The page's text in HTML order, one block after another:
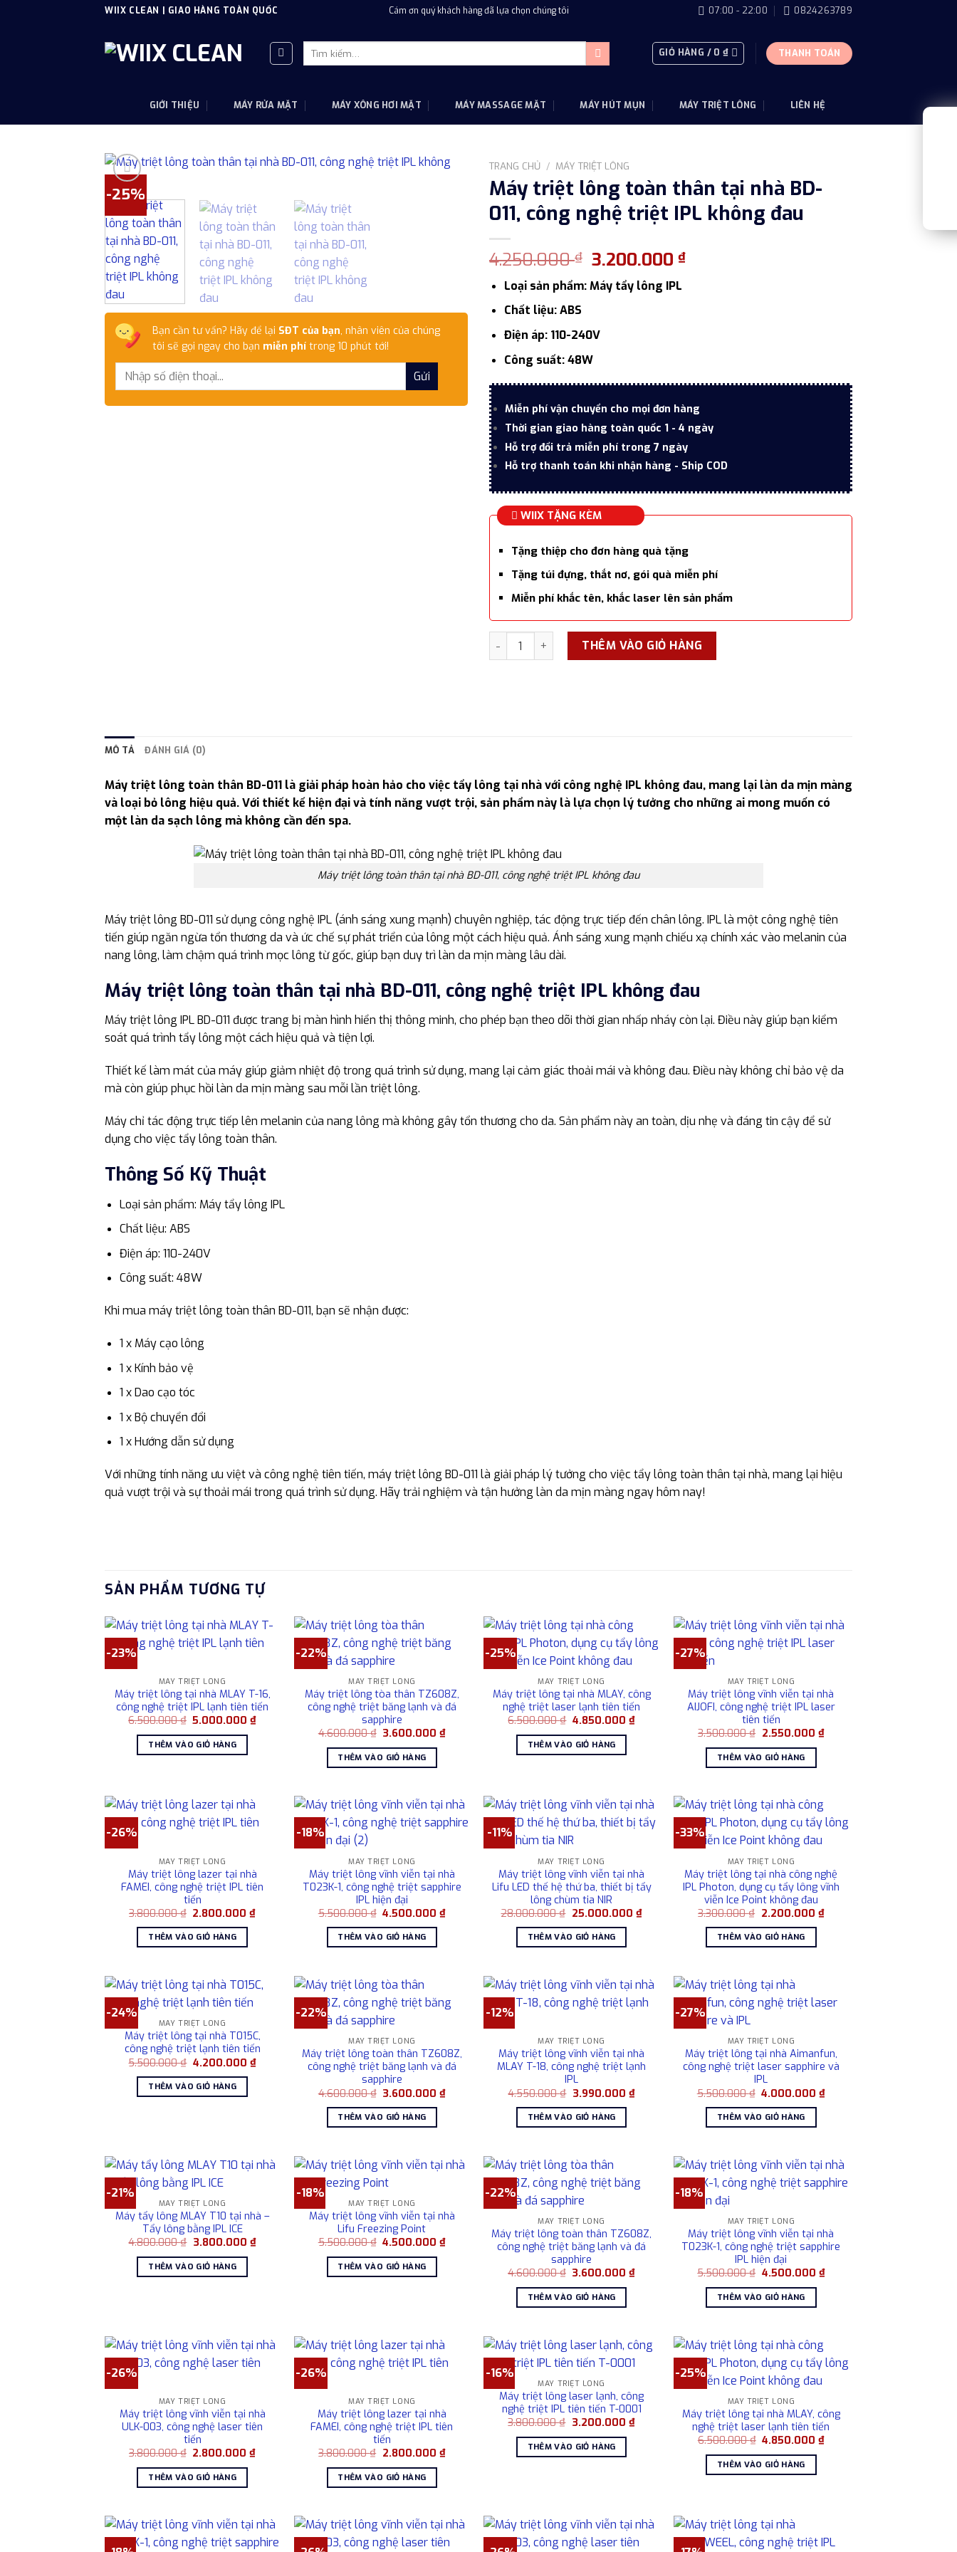
WIIX CLEAN | GIAO HÀNG TOÀN QUỐC Cám ơn quý khách hàng đã lựa chọn chúng tôi 07:00 - 22:00 0824263789
Tìm
kiếm:
GIỎ HÀNG / 0₫ THANH TOÁN
GIỚI THIỆU MÁY RỬA MẶT MÁY XÔNG HƠI MẶT MÁY MASSAGE MẶT MÁY HÚT MỤN MÁY TRIỆT LÔNG LIÊN HỆ
-25%
Bạn cần tư vấn? Hãy để lại SĐT của bạn, nhân viên của chúng
tôi sẽ gọi ngay cho bạn miễn phí trong 10 phút tới!
TRANG CHỦ / MÁY TRIỆT LÔNG
Máy triệt lông toàn thân tại nhà BD-
011, công nghệ triệt IPL không đau
4.250.000₫ Giá
gốc
là:
3.200.000₫Giá
Loại sản phẩm: Máy tẩy lông IPL
Chất liệu: ABS
Điện áp: 110-240V
Công suất: 48W
Miễn phí vận chuyển cho mọi đơn hàng
Thời gian giao hàng toàn quốc 1 - 4 ngày
Hỗ trợ đổi trả miễn phí trong 7 ngày
Hỗ trợ thanh toán khi nhận hàng - Ship COD
WIIX TẶNG KÈM
Tặng thiệp cho đơn hàng quà tặng
Tặng túi đựng, thắt nơ, gói quà miễn phí
Miễn phí khắc tên, khắc laser lên sản phẩm
Máy triệt lông toàn thân tại nhà BD-011, công nghệ triệt IPL không đau số lượng
THÊM VÀO GIỎ HÀNG
MÔ TẢ ĐÁNH GIÁ (0)
Máy triệt lông toàn thân BD-011 là giải pháp hoàn hảo cho việc tẩy lông tại nhà với công nghệ IPL không đau, mang lại làn da mịn màng
và loại bỏ lông hiệu quả. Với thiết kế hiện đại và tính năng vượt trội, sản phẩm này là lựa chọn lý tưởng cho những ai mong muốn có
một làn da sạch lông mà không cần đến spa.
Máy triệt lông toàn thân tại nhà BD-011, công nghệ triệt IPL không đau
Máy triệt lông BD-011 sử dụng công nghệ IPL (ánh sáng xung mạnh) chuyên nghiệp, tác động trực tiếp đến chân lông. IPL là một công nghệ tiên
tiến giúp ngăn ngừa tổn thương da và ức chế sự phát triển của lông một cách hiệu quả. Ánh sáng xung mạnh chiếu xạ chính xác vào melanin của
nang lông, làm chậm quá trình mọc lông từ gốc, giúp bạn duy trì làn da mịn màng lâu dài.
Máy triệt lông toàn thân tại nhà BD-011, công nghệ triệt IPL không đau
Máy triệt lông IPL BD-011 được trang bị màn hình hiển thị thông minh, cho phép bạn theo dõi thời gian nhấp nháy còn lại. Điều này giúp bạn kiểm
soát quá trình tẩy lông một cách hiệu quả và tiện lợi.
Thiết kế làm mát của máy giúp giảm nhiệt độ trong quá trình sử dụng, mang lại cảm giác thoải mái và không đau. Điều này không chỉ bảo vệ da
mà còn giúp phục hồi làn da mịn màng sau mỗi lần triệt lông.
Máy chỉ tác động trực tiếp lên melanin của nang lông mà không gây tổn thương cho da. Sản phẩm này an toàn, dịu nhẹ và đáng tin cậy để sử
dụng cho việc tẩy lông toàn thân.
Thông Số Kỹ Thuật
Loại sản phẩm: Máy tẩy lông IPL
Chất liệu: ABS
Điện áp: 110-240V
Công suất: 48W
Khi mua máy triệt lông toàn thân BD-011, bạn sẽ nhận được:
1 x Máy cạo lông
1 x Kính bảo vệ
1 x Dao cạo tóc
1 x Bộ chuyển đổi
1 x Hướng dẫn sử dụng
Với những tính năng ưu việt và công nghệ tiên tiến, máy triệt lông BD-011 là giải pháp lý tưởng cho việc tẩy lông toàn thân tại nhà, mang lại hiệu
quả vượt trội và sự thoải mái trong quá trình sử dụng. Hãy trải nghiệm và tận hưởng làn da mịn màng ngay hôm nay!
SẢN PHẨM TƯƠNG TỰ
-23%
MÁY TRIỆT LÔNG
Máy triệt lông tại nhà MLAY T-16,
công nghệ triệt IPL lạnh tiên tiến
6.500.000₫ Giá
là:
6.500.000 ₫.
5.000.000₫Giá
THÊM VÀO GIỎ HÀNG
-22%
MÁY TRIỆT LÔNG
Máy triệt lông tòa thân TZ608Z,
công nghệ triệt băng lạnh và đá
sapphire
4.600.000₫ Giá
là:
4.600.000 ₫.
3.600.000₫Giá
THÊM VÀO GIỎ HÀNG
-25%
MÁY TRIỆT LÔNG
Máy triệt lông tại nhà MLAY, công
nghệ triệt laser lạnh tiên tiến
6.500.000₫ Giá
là:
6.500.000 ₫.
4.850.000 ₫Giá
THÊM VÀO GIỎ HÀNG
-27%
MÁY TRIỆT LÔNG
Máy triệt lông vĩnh viễn tại nhà
AIJOFI, công nghệ triệt IPL laser
tiên tiến
3.500.000₫ Giá
là:
3.500.000 ₫.
2.550.000 ₫Giá
THÊM VÀO GIỎ HÀNG
-26%
MÁY TRIỆT LÔNG
Máy triệt lông lazer tại nhà
FAMEI, công nghệ triệt IPL tiên
tiến
3.800.000₫ Giá
là:
3.800.000 ₫.
2.800.000₫Giá
THÊM VÀO GIỎ HÀNG
-18%
MÁY TRIỆT LÔNG
Máy triệt lông vĩnh viễn tại nhà
T023K-1, công nghệ triệt sapphire
IPL hiện đại
5.500.000₫ Giá
là:
5.500.000 ₫.
4.500.000₫Giá
THÊM VÀO GIỎ HÀNG
-11%
MÁY TRIỆT LÔNG
Máy triệt lông vĩnh viễn tại nhà
Lifu LED thế hệ thứ ba, thiết bị tẩy
lông chùm tia NIR
28.000.000₫ Giá
là:
28.000.000 ₫.
25.000.000 ₫Giá
THÊM VÀO GIỎ HÀNG
-33%
MÁY TRIỆT LÔNG
Máy triệt lông tại nhà công nghệ
IPL Photon, dụng cụ tẩy lông vĩnh
viễn Ice Point không đau
3.300.000₫ Giá
là:
3.300.000 ₫.
2.200.000 ₫Giá
THÊM VÀO GIỎ HÀNG
-24%
MÁY TRIỆT LÔNG
Máy triệt lông tại nhà T015C,
công nghệ triệt lạnh tiên tiến
5.500.000₫ Giá
là:
5.500.000 ₫.
4.200.000 ₫Giá
THÊM VÀO GIỎ HÀNG
-22%
MÁY TRIỆT LÔNG
Máy triệt lông toàn thân TZ608Z,
công nghệ triệt băng lạnh và đá
sapphire
4.600.000₫ Giá
là:
4.600.000 ₫.
3.600.000₫Giá
THÊM VÀO GIỎ HÀNG
-12%
MÁY TRIỆT LÔNG
Máy triệt lông vĩnh viễn tại nhà
MLAY T-18, công nghệ triệt lạnh
IPL
4.550.000₫ Giá
là:
4.550.000 ₫.
3.990.000 ₫Giá
THÊM VÀO GIỎ HÀNG
-27%
MÁY TRIỆT LÔNG
Máy triệt lông tại nhà Aimanfun,
công nghệ triệt laser sapphire và
IPL
5.500.000₫ Giá
là:
5.500.000 ₫.
4.000.000₫Giá
THÊM VÀO GIỎ HÀNG
-21%
MÁY TRIỆT LÔNG
Máy tẩy lông MLAY T10 tại nhà –
Tẩy lông bằng IPL ICE
4.800.000₫ Giá
là:
4.800.000 ₫.
3.800.000 ₫Giá
THÊM VÀO GIỎ HÀNG
-18%
MÁY TRIỆT LÔNG
Máy triệt lông vĩnh viễn tại nhà
Lifu Freezing Point
5.500.000₫ Giá
là:
5.500.000 ₫.
4.500.000₫Giá
THÊM VÀO GIỎ HÀNG
-22%
MÁY TRIỆT LÔNG
Máy triệt lông toàn thân TZ608Z,
công nghệ triệt băng lạnh và đá
sapphire
4.600.000₫ Giá
là:
4.600.000 ₫.
3.600.000₫Giá
THÊM VÀO GIỎ HÀNG
-18%
MÁY TRIỆT LÔNG
Máy triệt lông vĩnh viễn tại nhà
T023K-1, công nghệ triệt sapphire
IPL hiện đại
5.500.000₫ Giá
là:
5.500.000 ₫.
4.500.000 ₫Giá
THÊM VÀO GIỎ HÀNG
-26%
MÁY TRIỆT LÔNG
Máy triệt lông vĩnh viễn tại nhà
ULK-003, công nghệ laser tiên
tiến
3.800.000₫ Giá
là:
3.800.000 ₫.
2.800.000₫Giá
THÊM VÀO GIỎ HÀNG
-26%
MÁY TRIỆT LÔNG
Máy triệt lông lazer tại nhà
FAMEI, công nghệ triệt IPL tiên
tiến
3.800.000₫ Giá
là:
3.800.000 ₫.
2.800.000 ₫Giá
THÊM VÀO GIỎ HÀNG
-16%
MÁY TRIỆT LÔNG
Máy triệt lông laser lạnh, công
nghệ triệt IPL tiên tiến T-0001
3.800.000₫ Giá
là:
3.800.000 ₫.
3.200.000 ₫Giá
THÊM VÀO GIỎ HÀNG
-25%
MÁY TRIỆT LÔNG
Máy triệt lông tại nhà MLAY, công
nghệ triệt laser lạnh tiên tiến
6.500.000₫ Giá
là:
6.500.000 ₫.
4.850.000₫Giá
THÊM VÀO GIỎ HÀNG